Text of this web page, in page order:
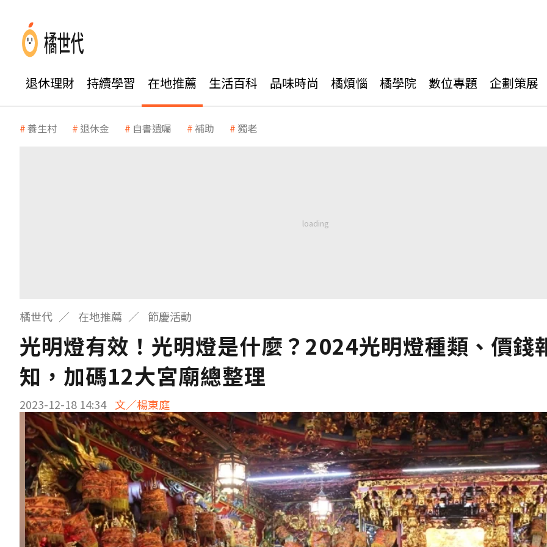
退休理財 持續學習 在地推薦 生活百科 品味時尚 橘煩惱 橘學院 數位專題 企劃策展
養生村 退休金 自書遺囑 補助 獨老
橘世代 在地推薦 節慶活動
光明燈有效！光明燈是什麼？2024光明燈種類、價錢
知，加碼12大宮廟總整理
2023-12-18 14:34 文／楊東庭